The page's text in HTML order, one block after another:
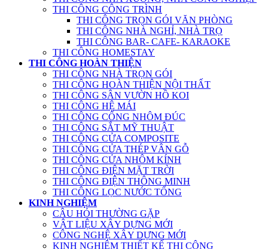
THI CÔNG CÔNG TRÌNH
THI CÔNG TRỌN GÓI VĂN PHÒNG
THI CÔNG NHÀ NGHỈ, NHÀ TRỌ
THI CÔNG BAR- CAFE- KARAOKE
THI CÔNG HOMESTAY
THI CÔNG HOÀN THIỆN
THI CÔNG NHÀ TRỌN GÓI
THI CÔNG HOÀN THIỆN NỘI THẤT
THI CÔNG SÂN VƯỜN HỒ KOI
THI CÔNG HỆ MÁI
THI CÔNG CỔNG NHÔM ĐÚC
THI CÔNG SẮT MỸ THUẬT
THI CÔNG CỬA COMPOSITE
THI CÔNG CỬA THÉP VÂN GỖ
THI CÔNG CỬA NHÔM KÍNH
THI CÔNG ĐIỆN MẶT TRỜI
THI CÔNG ĐIỆN THÔNG MINH
THI CÔNG LỌC NƯỚC TỔNG
KINH NGHIỆM
CÂU HỎI THƯỜNG GẶP
VẬT LIỆU XÂY DỰNG MỚI
CÔNG NGHỆ XÂY DỰNG MỚI
KINH NGHIỆM THIẾT KẾ THI CÔNG